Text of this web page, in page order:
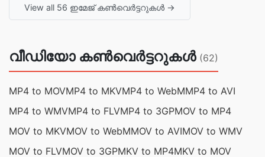
View all 56 ഇമേജ് കൺവെർട്ടറുകൾ →
വീഡിയോ കൺവെർട്ടറുകൾ (62)
MP4 to MOVMP4 to MKVMP4 to WebMMP4 to AVI
MP4 to WMVMP4 to FLVMP4 to 3GPMOV to MP4
MOV to MKVMOV to WebMMOV to AVIMOV to WMV
MOV to FLVMOV to 3GPMKV to MP4MKV to MOV